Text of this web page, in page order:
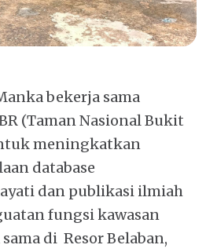
bekerja sama
(Taman Nasional Bukit
meningkatkan
database
dan publikasi ilmiah
fungsi kawasan
di Resor Belaban,